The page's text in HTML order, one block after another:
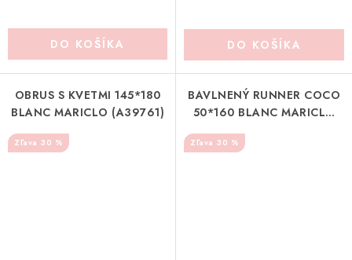
DO KOŠÍKA DO KOŠÍKA
OBRUS S KVETMI 145*180
BLANC MARICLO (A39761)
30 %
BAVLNENÝ RUNNER COCO
50*160 BLANC MARICLO
(A39938)
30 %